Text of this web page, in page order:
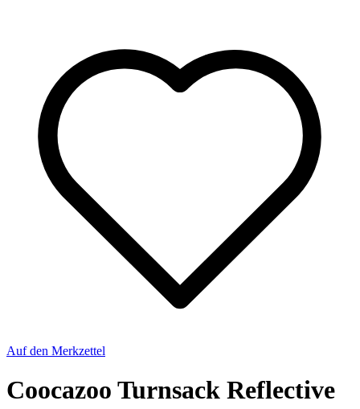
Auf den Merkzettel
Coocazoo Turnsack Reflective